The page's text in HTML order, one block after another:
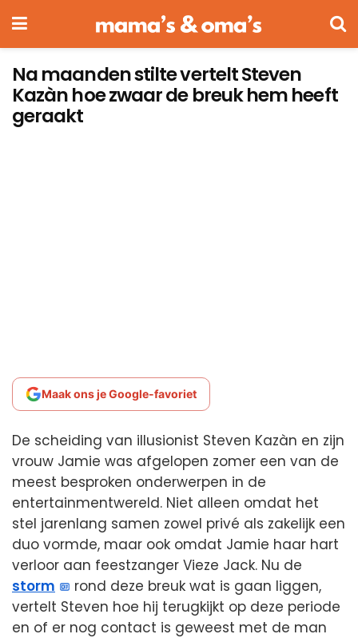
Na maanden stilte vertelt Steven
Kazàn hoe zwaar de breuk hem heeft
geraakt
Maak ons je Google-favoriet
De scheiding van illusionist Steven Kazàn en zijn
vrouw Jamie was afgelopen zomer een van de
meest besproken onderwerpen in de
entertainmentwereld. Niet alleen omdat het
stel jarenlang samen zowel privé als zakelijk een
duo vormde, maar ook omdat Jamie haar hart
verloor aan feestzanger Vieze Jack. Nu de
storm
rond deze breuk wat is gaan liggen,
vertelt Steven hoe hij terugkijkt op deze periode
en of er nog contact is geweest met de man